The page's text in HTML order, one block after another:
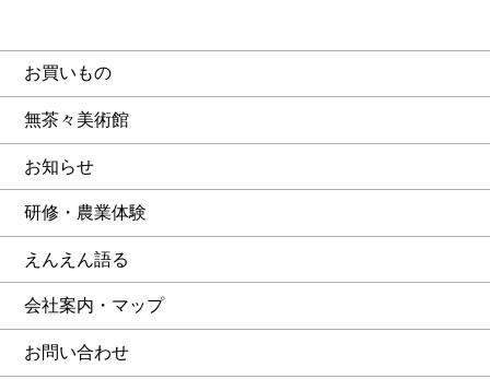
お買いもの
無茶々美術館
お知らせ
研修・農業体験
えんえん語る
会社案内・マップ
お問い合わせ